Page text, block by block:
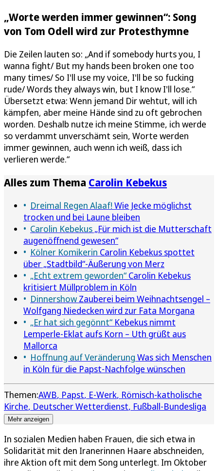
„Worte werden immer gewinnen“: Song
von Tom Odell wird zur Protesthymne
Die Zeilen lauten so: „And if somebody hurts you, I
wanna fight/ But my hands been broken one too
many times/ So I'll use my voice, I'll be so fucking
rude/ Words they always win, but I know I'll lose.“
Übersetzt etwa: Wenn jemand Dir wehtut, will ich
kämpfen, aber meine Hände sind zu oft gebrochen
worden. Deshalb nutze ich meine Stimme, ich werde
so verdammt unverschämt sein, Worte werden
immer gewinnen, auch wenn ich weiß, dass ich
verlieren werde.“
Alles zum Thema Carolin Kebekus
Dreimal Regen Alaaf! Wie Jecke möglichst
trocken und bei Laune bleiben
Carolin Kebekus „Für mich ist die Mutterschaft
augenöffnend gewesen“
Kölner Komikerin Carolin Kebekus spottet
über „Stadtbild“-Äußerung von Merz
„Echt extrem geworden“ Carolin Kebekus
kritisiert Müllproblem in Köln
Dinnershow Zauberei beim Weihnachtsengel –
Wolfgang Niedecken wird zur Fata Morgana
„Er hat sich gegönnt“ Kebekus nimmt
Lemperle-Eklat aufs Korn – Uth grüßt aus
Mallorca
Hoffnung auf Veränderung Was sich Menschen
in Köln für die Papst-Nachfolge wünschen
Themen:AWB Papst E-Werk Römisch-katholische
Kirche Deutscher Wetterdienst Fußball-Bundesliga
Mehr anzeigen
In sozialen Medien haben Frauen, die sich etwa in
Solidarität mit den Iranerinnen Haare abschneiden,
ihre Aktion oft mit dem Song unterlegt. Im Oktober